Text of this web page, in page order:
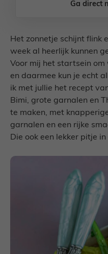
Ga direct
Het zonnetje schijnt flink
week al heerlijk kunnen
Voor mij het startsein
en daarmee kun je echt
ik met jullie het recept
Bimi, grote garnalen en
te maken, met
garnalen en een rijke
Die ook een lekker pitje